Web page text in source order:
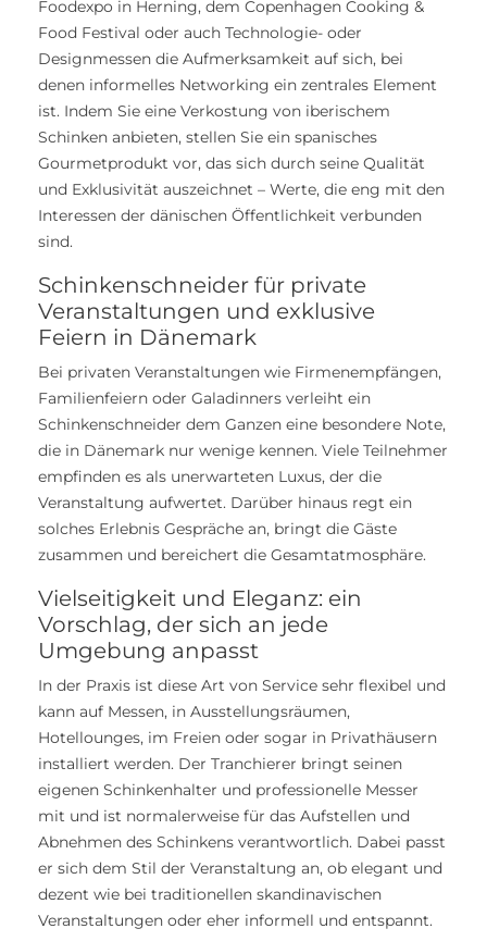
Foodexpo in Herning, dem Copenhagen Cooking &
Food Festival oder auch Technologie- oder
Designmessen die Aufmerksamkeit auf sich, bei
denen informelles Networking ein zentrales Element
ist. Indem Sie eine Verkostung von iberischem
Schinken anbieten, stellen Sie ein spanisches
Gourmetprodukt vor, das sich durch seine Qualität
und Exklusivität auszeichnet – Werte, die eng mit den
Interessen der dänischen Öffentlichkeit verbunden
sind.
Schinkenschneider für private
Veranstaltungen und exklusive
Feiern in Dänemark
Bei privaten Veranstaltungen wie Firmenempfängen,
Familienfeiern oder Galadinners verleiht ein
Schinkenschneider dem Ganzen eine besondere Note,
die in Dänemark nur wenige kennen. Viele Teilnehmer
empfinden es als unerwarteten Luxus, der die
Veranstaltung aufwertet. Darüber hinaus regt ein
solches Erlebnis Gespräche an, bringt die Gäste
zusammen und bereichert die Gesamtatmosphäre.
Vielseitigkeit und Eleganz: ein
Vorschlag, der sich an jede
Umgebung anpasst
In der Praxis ist diese Art von Service sehr flexibel und
kann auf Messen, in Ausstellungsräumen,
Hotellounges, im Freien oder sogar in Privathäusern
installiert werden. Der Tranchierer bringt seinen
eigenen Schinkenhalter und professionelle Messer
mit und ist normalerweise für das Aufstellen und
Abnehmen des Schinkens verantwortlich. Dabei passt
er sich dem Stil der Veranstaltung an, ob elegant und
dezent wie bei traditionellen skandinavischen
Veranstaltungen oder eher informell und entspannt.